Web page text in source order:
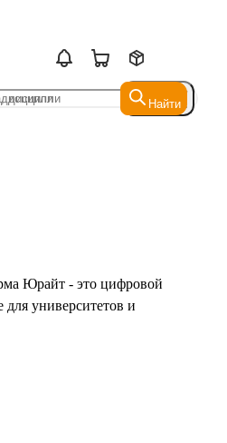
Найти
Найти
Юрайт - это цифровой
университетов и